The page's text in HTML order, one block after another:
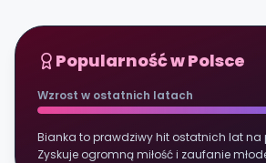
Popularność w Polsce
Wzrost w ostatnich latach
Bianka to prawdziwy hit ostatnich lat
Zyskuje ogromną miłość i zaufanie